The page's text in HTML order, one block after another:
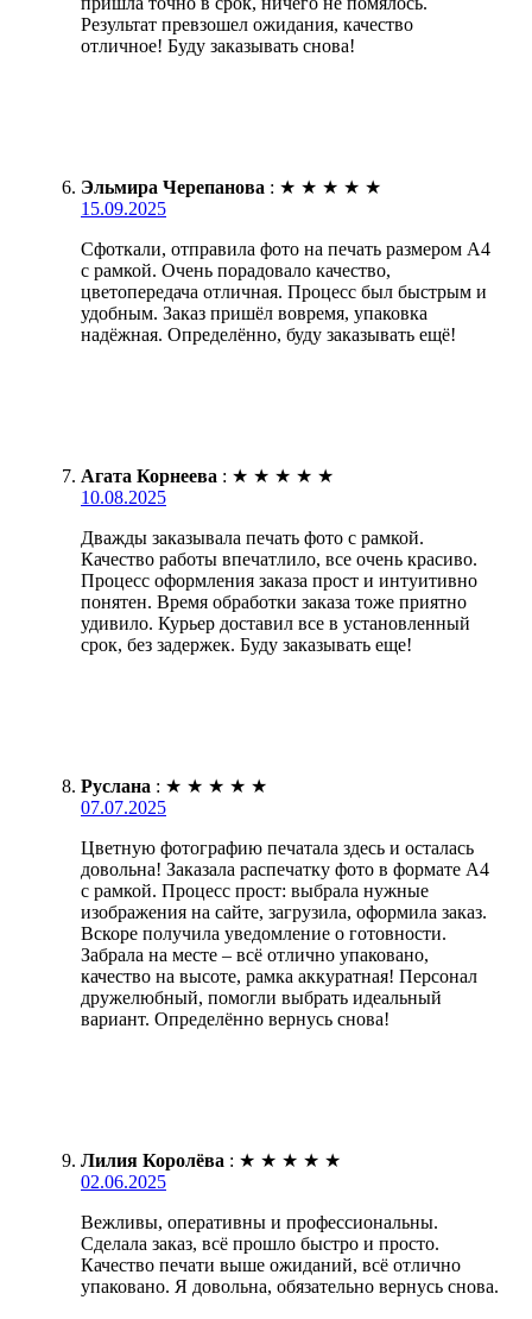
Результат превзошел ожидания, качество
отличное! Буду заказывать снова!
Эльмира Черепанова : ★ ★ ★ ★ ★
15.09.2025
Сфоткали, отправила фото на печать размером А4
с рамкой. Очень порадовало качество,
цветопередача отличная. Процесс был быстрым и
удобным. Заказ пришёл вовремя, упаковка
надёжная. Определённо, буду заказывать ещё!
Агата Корнеева : ★ ★ ★ ★ ★
10.08.2025
Дважды заказывала печать фото с рамкой.
Качество работы впечатлило, все очень красиво.
Процесс оформления заказа прост и интуитивно
понятен. Время обработки заказа тоже приятно
удивило. Курьер доставил все в установленный
срок, без задержек. Буду заказывать еще!
Руслана : ★ ★ ★ ★ ★
07.07.2025
Цветную фотографию печатала здесь и осталась
довольна! Заказала распечатку фото в формате А4
с рамкой. Процесс прост: выбрала нужные
изображения на сайте, загрузила, оформила заказ.
Вскоре получила уведомление о готовности.
Забрала на месте – всё отлично упаковано,
качество на высоте, рамка аккуратная! Персонал
дружелюбный, помогли выбрать идеальный
вариант. Определённо вернусь снова!
Лилия Королёва : ★ ★ ★ ★ ★
02.06.2025
Вежливы, оперативны и профессиональны.
Сделала заказ, всё прошло быстро и просто.
Качество печати выше ожиданий, всё отлично
упаковано. Я довольна, обязательно вернусь снова.